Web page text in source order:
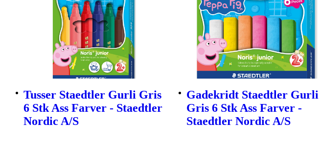
Tusser Staedtler Gurli Gris
6 Stk Ass Farver - Staedtler
Nordic A/S
Gadekridt Staedtler Gurli
Gris 6 Stk Ass Farver -
Staedtler Nordic A/S